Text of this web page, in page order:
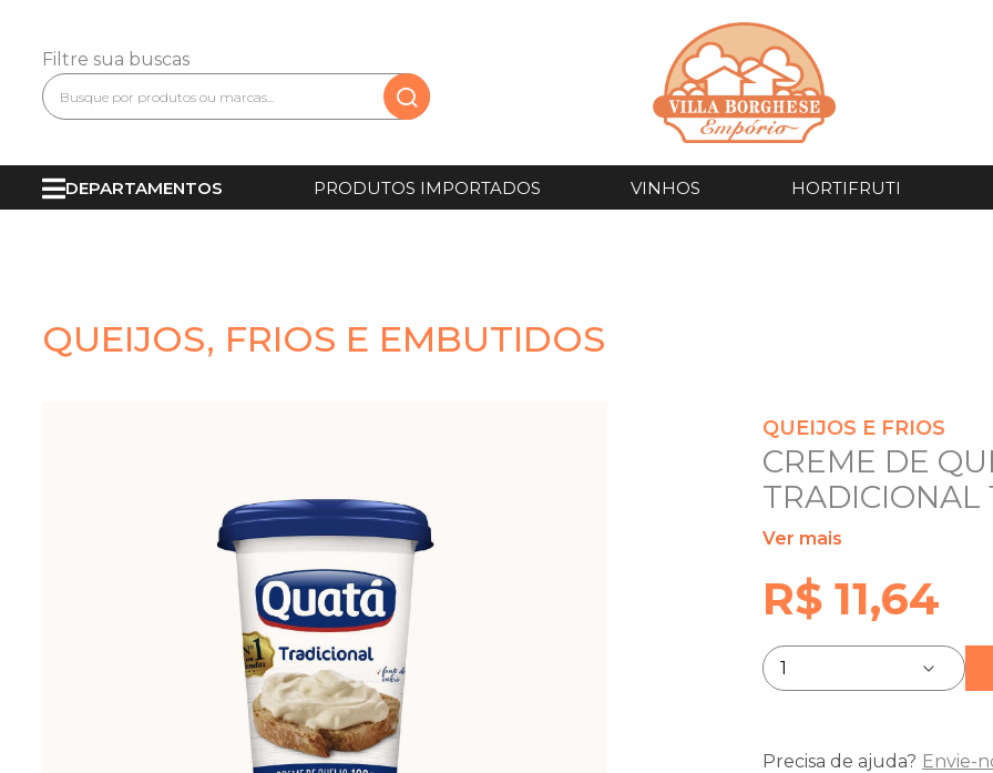
Filtre sua buscas
DEPARTAMENTOS PRODUTOS IMPORTADOS VINHOS HORTIFRUTI
QUEIJOS, FRIOS E EMBUTIDOS
QUEIJOS E FRIOS
CREME DE
TRADICIONAL
Ver mais
R$ 11,64
Precisa de ajuda? Envie-